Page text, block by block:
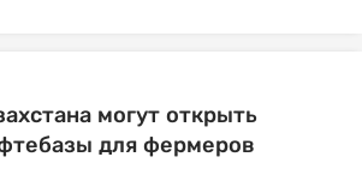
могут открыть
для фермеров